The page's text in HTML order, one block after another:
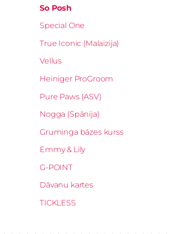
So Posh
Special One
True Iconic (Malaizija)
Vellus
Heiniger ProGroom
Pure Paws (ASV)
Nogga (Spānija)
Gruminga bāzes kurss
Emmy & Lily
G-POINT
Dāvanu kartes
TICKLESS